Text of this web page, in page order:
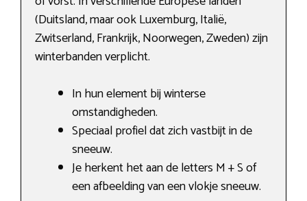
(Duitsland, maar ook Luxemburg, Italië,
Zwitserland, Frankrijk, Noorwegen, Zweden) zijn
winterbanden verplicht.
In hun element bij winterse
omstandigheden.
Speciaal profiel dat zich vastbijt in de
sneeuw.
Je herkent het aan de letters M + S of
een afbeelding van een vlokje sneeuw.